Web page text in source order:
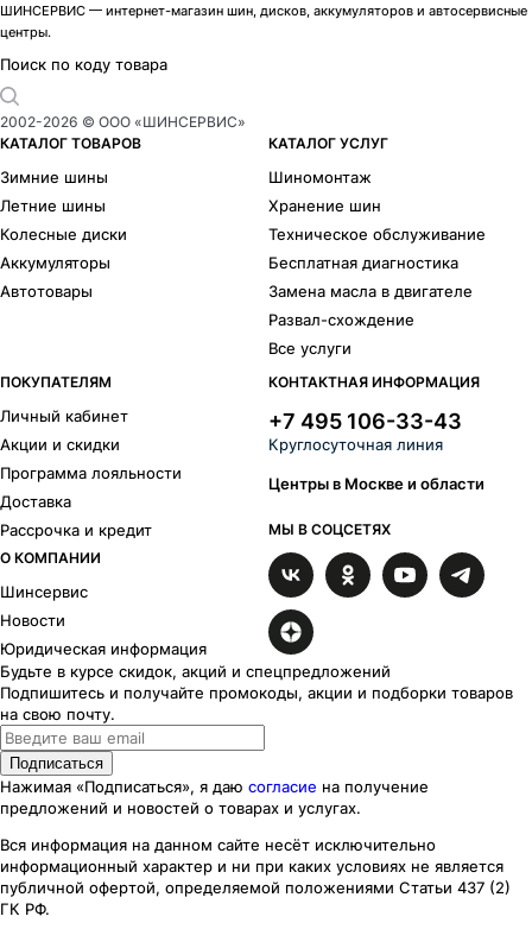
ШИНСЕРВИС — интернет-магазин шин, дисков, аккумуляторов и автосервисные
центры.
Поиск по коду товара
2002-2026 © ООО «ШИНСЕРВИС»
КАТАЛОГ ТОВАРОВ
Зимние шины
Летние шины
Колесные диски
Аккумуляторы
Автотовары
КАТАЛОГ УСЛУГ
Шиномонтаж
Хранение шин
Техническое обслуживание
Бесплатная диагностика
Замена масла в двигателе
Развал-схождение
Все услуги
ПОКУПАТЕЛЯМ
Личный кабинет
Акции и скидки
Программа лояльности
Доставка
Рассрочка и кредит
О КОМПАНИИ
Шинсервис
Новости
Юридическая информация
КОНТАКТНАЯ ИНФОРМАЦИЯ
+7 495 106-33-43
Круглосуточная линия
Центры в Москве и области
МЫ В СОЦСЕТЯХ
Будьте в курсе скидок, акций и спецпредложений
Подпишитесь и получайте промокоды, акции и подборки товаров
на свою почту.
Подписаться
Нажимая «Подписаться», я даю согласие на получение
предложений и новостей о товарах и услугах.
Вся информация на данном сайте несёт исключительно
информационный характер и ни при каких условиях не является
публичной офертой, определяемой положениями Статьи 437 (2)
ГК РФ.